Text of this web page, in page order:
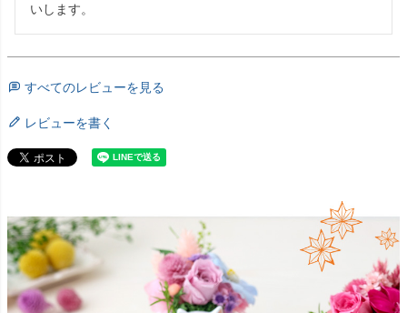
いします。
すべてのレビューを見る
レビューを書く